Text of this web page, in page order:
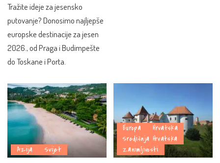
Tražite ideje za jesensko
putovanje? Donosimo najljepše
europske destinacije za jesen
2026., od Praga i Budimpešte
do Toskane i Porta.
Azija Svijet
Europa
Hrvatska
Središnja Hrvatska
Zanimljivosti